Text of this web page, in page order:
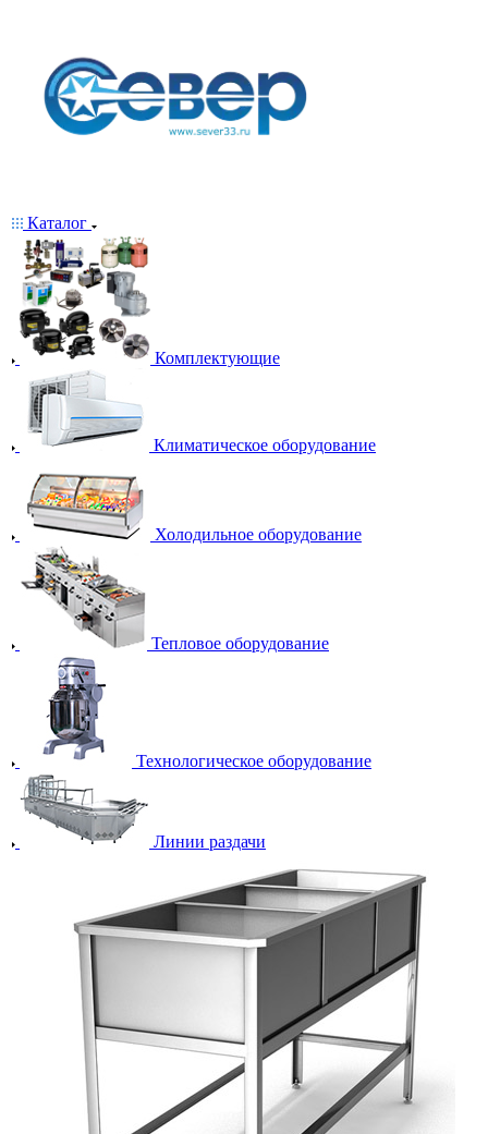
Каталог
Комплектующие
Климатическое оборудование
Холодильное оборудование
Тепловое оборудование
Технологическое оборудование
Линии раздачи